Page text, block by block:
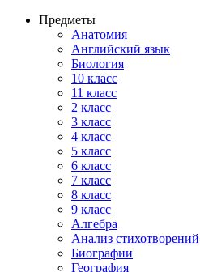
Предметы
Анатомия
Английский язык
Биология
10 класс
11 класс
2 класс
3 класс
4 класс
5 класс
6 класс
7 класс
8 класс
9 класс
Алгебра
Анализ стихотворений
Биографии
География